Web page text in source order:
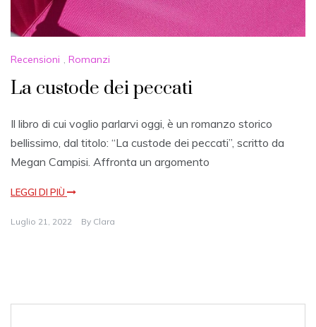
Recensioni , Romanzi
La custode dei peccati
Il libro di cui voglio parlarvi oggi, è un romanzo storico
bellissimo, dal titolo: “La custode dei peccati”, scritto da
Megan Campisi. Affronta un argomento
LEGGI DI PIÙ
Luglio 21, 2022 By Clara